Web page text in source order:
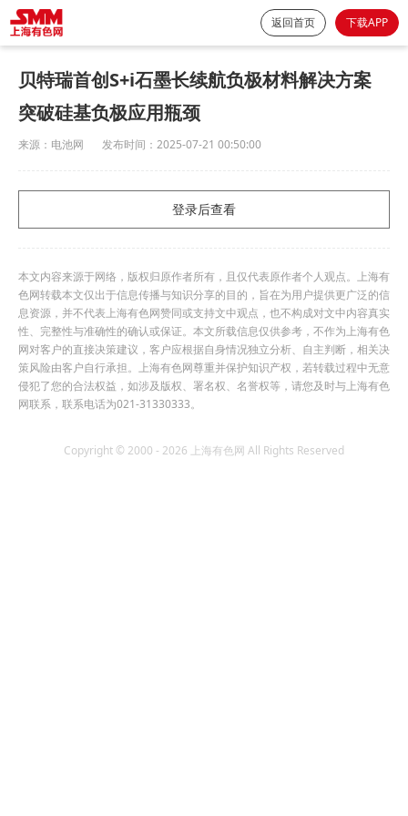
返回首页 下载APP
贝特瑞首创S+i石墨长续航负极材料解决方案
突破硅基负极应用瓶颈
来源： 电池网 发布时间： 2025-07-21 00:50:00
登录后查看
本文内容来源于网络，版权归原作者所有，且仅代表原作者个人观点。上海有
色网转载本文仅出于信息传播与知识分享的目的，旨在为用户提供更广泛的信
息资源，并不代表上海有色网赞同或支持文中观点，也不构成对文中内容真实
性、完整性与准确性的确认或保证。本文所载信息仅供参考，不作为上海有色
网对客户的直接决策建议，客户应根据自身情况独立分析、自主判断，相关决
策风险由客户自行承担。上海有色网尊重并保护知识产权，若转载过程中无意
侵犯了您的合法权益，如涉及版权、署名权、名誉权等，请您及时与上海有色
网联系，联系电话为021-31330333。
Copyright © 2000 - 2026 上海有色网 All Rights Reserved